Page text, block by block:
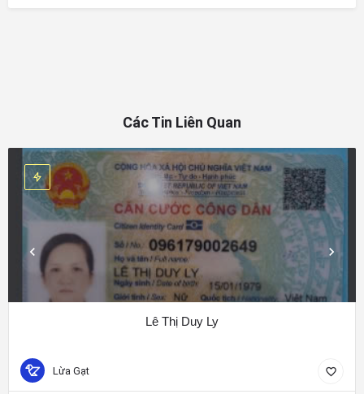
Các Tin Liên Quan
Lê Thị Duy Ly
Lừa Gạt